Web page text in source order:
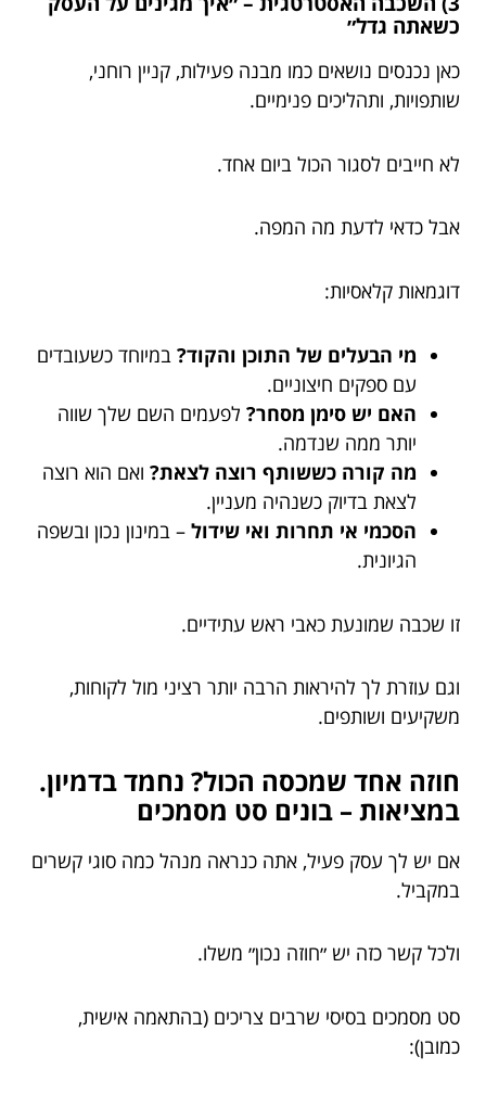
כשאתה גדל״
כאן נכנסים נושאים כמו מבנה פעילות, קניין רוחני,
שותפויות, ותהליכים פנימיים.
לא חייבים לסגור הכול ביום אחד.
אבל כדאי לדעת מה המפה.
דוגמאות קלאסיות:
מי הבעלים של התוכן והקוד? במיוחד כשעובדים
עם ספקים חיצוניים.
האם יש סימן מסחר? לפעמים השם שלך שווה
יותר ממה שנדמה.
מה קורה כששותף רוצה לצאת? ואם הוא רוצה
לצאת בדיוק כשנהיה מעניין.
הסכמי אי תחרות ואי שידול – במינון נכון ובשפה
הגיונית.
זו שכבה שמונעת כאבי ראש עתידיים.
וגם עוזרת לך להיראות הרבה יותר רציני מול לקוחות,
משקיעים ושותפים.
חוזה אחד שמכסה הכול? נחמד בדמיון.
במציאות – בונים סט מסמכים
אם יש לך עסק פעיל, אתה כנראה מנהל כמה סוגי קשרים
במקביל.
ולכל קשר כזה יש ״חוזה נכון״ משלו.
סט מסמכים בסיסי שרבים צריכים (בהתאמה אישית,
כמובן):